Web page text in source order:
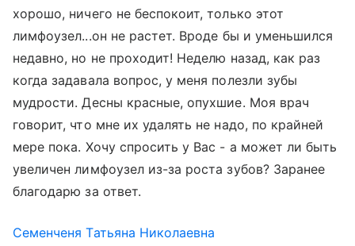
хорошо, ничего не беспокоит, только этот
лимфоузел...он не растет. Вроде бы и уменьшился
недавно, но не проходит! Неделю назад, как раз
когда задавала вопрос, у меня полезли зубы
мудрости. Десны красные, опухшие. Моя врач
говорит, что мне их удалять не надо, по крайней
мере пока. Хочу спросить у Вас - а может ли быть
увеличен лимфоузел из-за роста зубов? Заранее
благодарю за ответ.
Семенченя Татьяна Николаевна